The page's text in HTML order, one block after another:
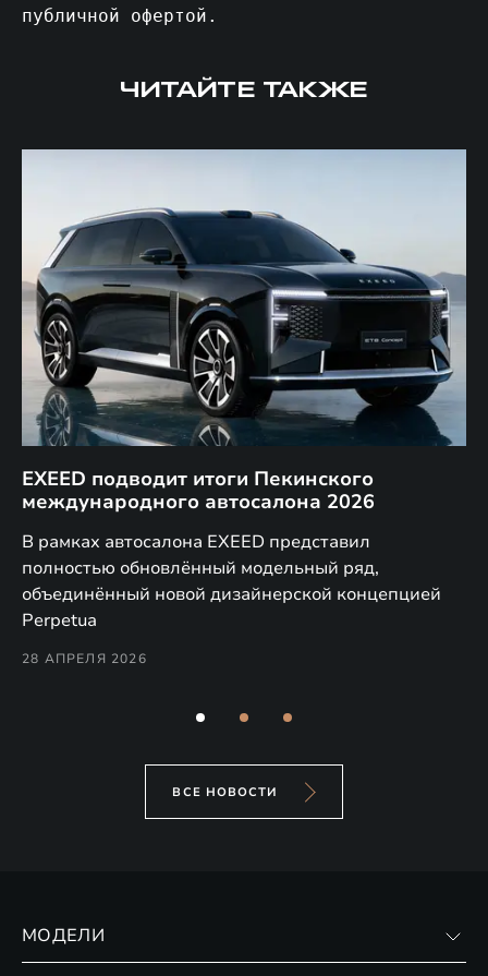
публичной офертой.
ЧИТАЙТЕ ТАКЖЕ
EXEED подводит итоги Пекинского
международного автосалона 2026
В рамках автосалона EXEED представил
полностью обновлённый модельный ряд,
объединённый новой дизайнерской концепцией
Perpetua
28 АПРЕЛЯ 2026
ВСЕ НОВОСТИ
МОДЕЛИ